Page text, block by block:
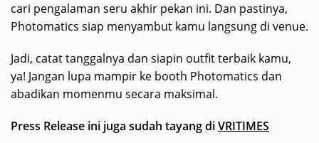
cari pengalaman seru akhir pekan ini. Dan pastinya,
Photomatics siap menyambut kamu langsung di venue.
Jadi, catat tanggalnya dan siapin outfit terbaik kamu,
ya! Jangan lupa mampir ke booth Photomatics dan
abadikan momenmu secara maksimal.
Press Release ini juga sudah tayang diVRITIMES